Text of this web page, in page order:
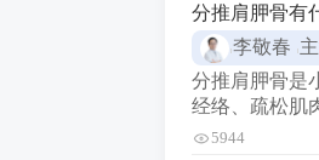
分推肩胛骨有
李敬春
分推肩胛骨是
经络、疏松肌
高免疫力，但
5944